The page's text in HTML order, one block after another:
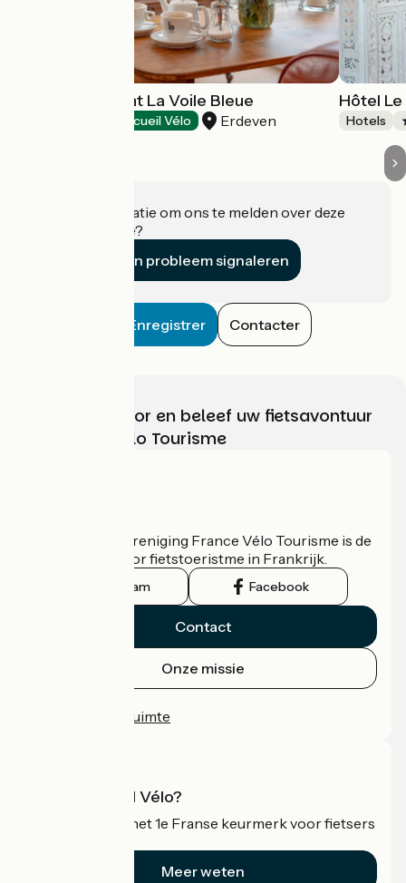
Hôtel Restaurant La Voile Bleue
Accueil Vélo Erdeven
Hôtel
Hotels
Heeft u informatie om ons te melden over deze
accommodatie?
Een probleem signaleren
Enregistrer Contacter
Kies, bereid voor en beleef uw fietsavontuur
met France Vélo Tourisme
De nationale vereniging France Vélo Tourisme is de
officiële gids voor fietstoeristme in Frankrijk.
Instagram Facebook
Contact
Onze missie
Professionele ruimte
Wat is Accueil Vélo?
Accueil Vélo is het 1e Franse keurmerk voor fietsers
Meer weten